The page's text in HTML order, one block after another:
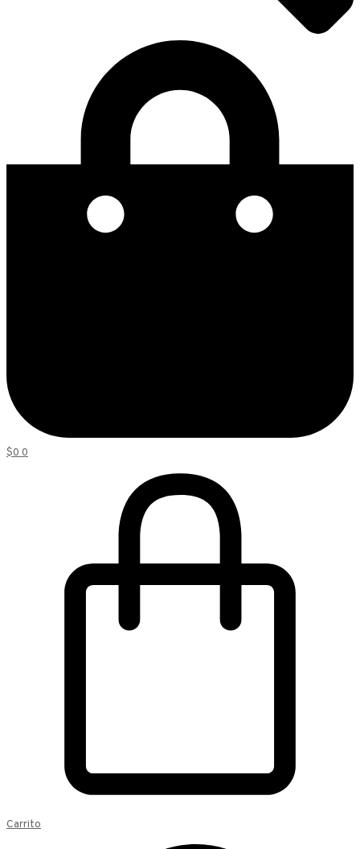
$0 0
Carrito